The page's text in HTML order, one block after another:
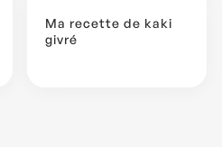
Ma recette de kaki
givré